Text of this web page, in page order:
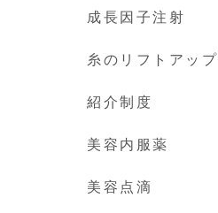
成長因子注射
糸のリフトアップ
紹介制度
美容内服薬
美容点滴